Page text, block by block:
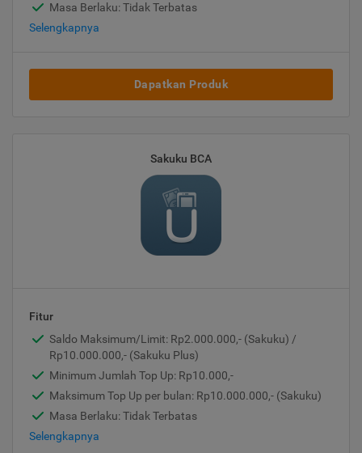
Masa Berlaku: Tidak Terbatas
Selengkapnya
Dapatkan Produk
Sakuku BCA
Fitur
Saldo Maksimum/Limit: Rp2.000.000,- (Sakuku) /
Rp10.000.000,- (Sakuku Plus)
Minimum Jumlah Top Up: Rp10.000,-
Maksimum Top Up per bulan: Rp10.000.000,- (Sakuku)
Masa Berlaku: Tidak Terbatas
Selengkapnya